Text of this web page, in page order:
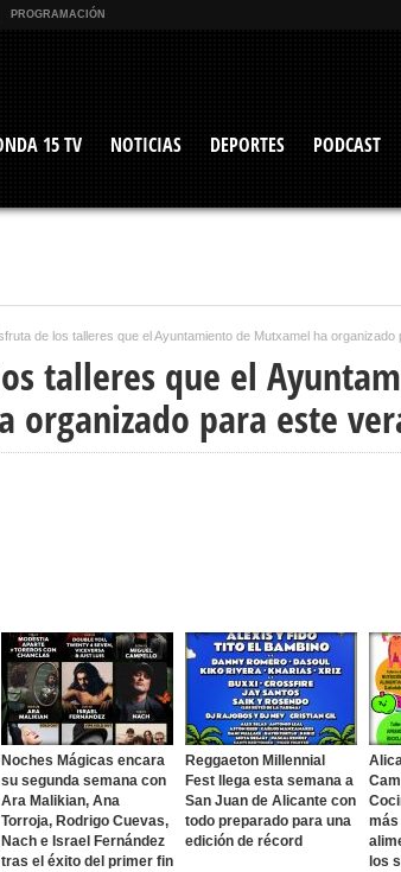
PROGRAMACIÓN
15 TV NOTICIAS DEPORTES PODCAST
de los talleres que el Ayuntamiento de Mutxamel ha
talleres que el
organizado para este
Noches Mágicas encara
su segunda semana con
Ara Malikian, Ana
Torroja, Rodrigo Cuevas,
Nach e Israel Fernández
tras el éxito del primer fin
Reggaeton Millennial
Fest llega esta semana a
San Juan de Alicante con
todo preparado para una
edición de récord
más
los